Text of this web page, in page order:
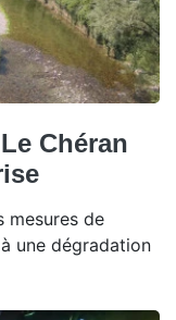
Chéran
mesures de
une dégradation